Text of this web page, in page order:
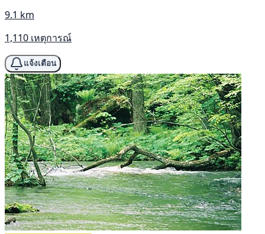
9.1 km
1,110 เหตุการณ์
แจ้งเตือน